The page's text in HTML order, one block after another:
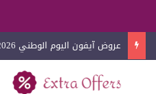
عروض آيفون اليوم الوطني 2026
بحث عن